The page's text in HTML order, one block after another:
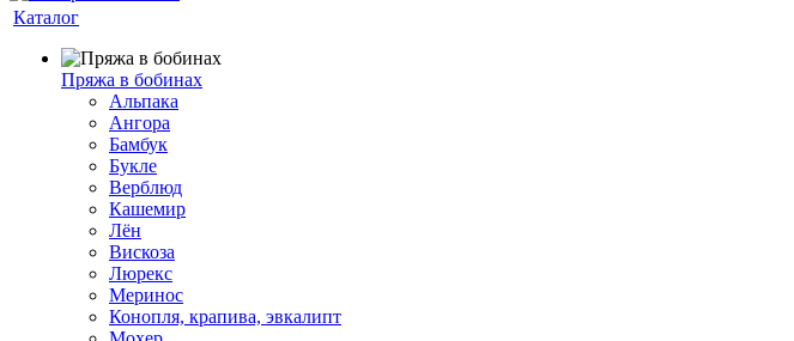
Каталог
Пряжа в бобинах
Альпака
Ангора
Бамбук
Букле
Верблюд
Кашемир
Лён
Вискоза
Люрекс
Меринос
Конопля, крапива, эвкалипт